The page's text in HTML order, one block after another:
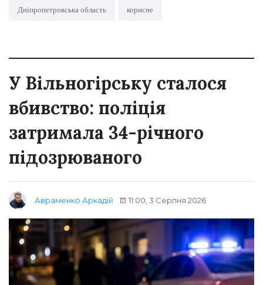
Дніпропетровська область корисне
У Вільногірську сталося
вбивство: поліція
затримала 34-річного
підозрюваного
Авраменко Аркадій 11:00, 3 Серпня 2026